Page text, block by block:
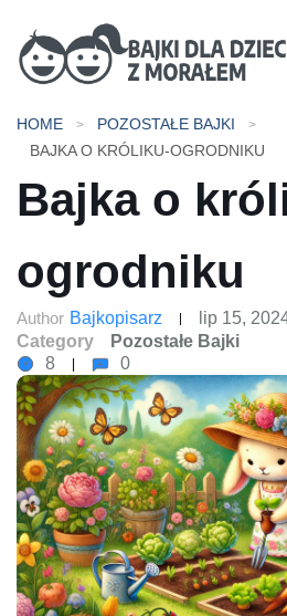
Bajki dla dzieci z
Bajki do czytania
HOME
POZOSTAŁE BAJKI
BAJKA O KRÓLIKU-OGRODNIKU
Bajka o
ogrodniku
Author Bajkopisarz
lip 15,
Category
Pozostałe Bajki
8
0